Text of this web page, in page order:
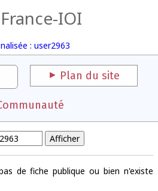
France-IOI
: user2963
Plan du site
de fiche publique ou bien n'existe